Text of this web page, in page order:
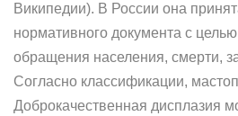
Википедии). В России она
нормативного документа с
обращения населения, смерти,
Согласно классификации,
Доброкачественная дисплазия